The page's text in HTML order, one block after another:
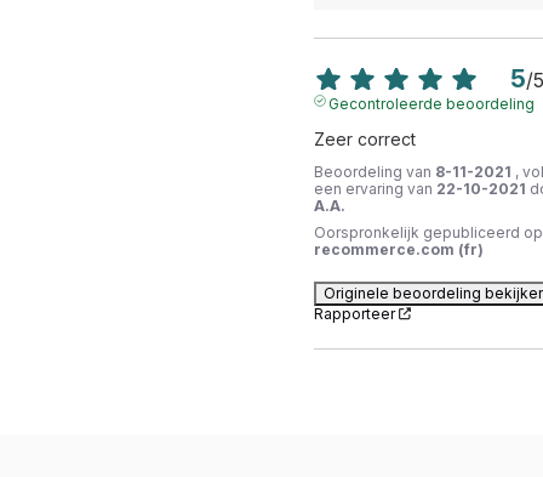
5/5
Gecontroleerde beoordeling
Zeer correct
Beoordeling van 8-11-2021 ,
een ervaring van 22-10-2021
A.A.
Oorspronkelijk gepubliceerd op
recommerce.com (fr)
Originele beoordeling
Rapporteer